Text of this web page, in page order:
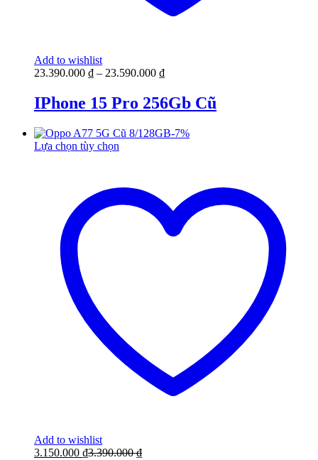
Add to wishlist
23.390.000 ₫ – 23.590.000 ₫
IPhone 15 Pro 256Gb Cũ
-7%
Lựa chọn tùy chọn
Add to wishlist
3.150.000 ₫3.390.000₫